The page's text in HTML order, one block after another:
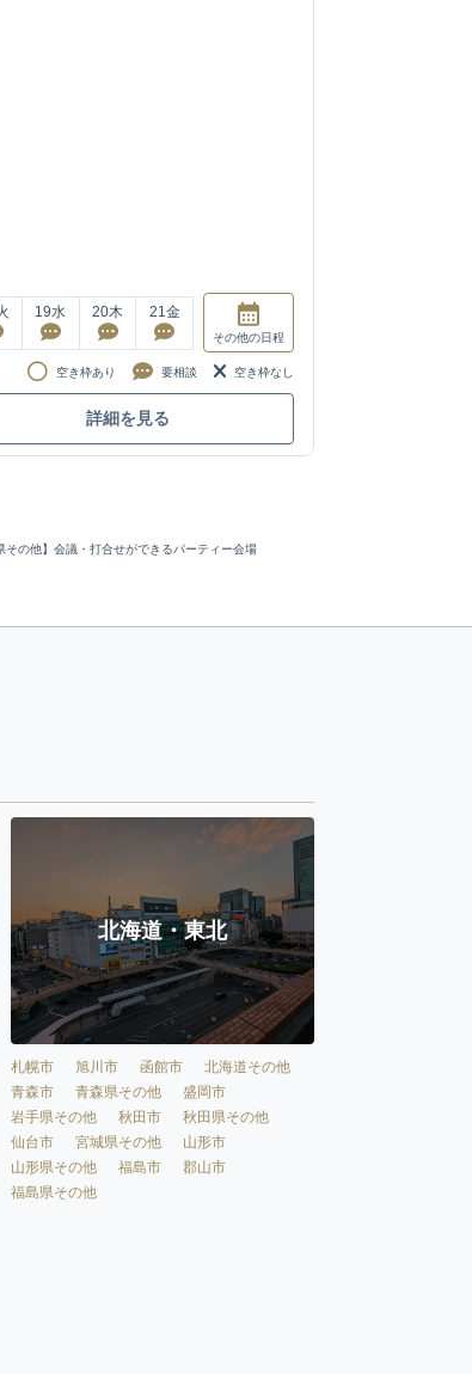
19水 20木 21 金
その他の日程
空き枠あり 要相談 空き枠なし
詳細を見る
その他】会議・打合せができるパーティー会場
北海道・東北
札幌市 旭川市 函館市
北海道その他
青森市
青森県その他
盛岡市
岩手県その他
秋田市
秋田県その他
仙台市
宮城県その他
山形市
山形県その他
福島市
郡山市
福島県その他